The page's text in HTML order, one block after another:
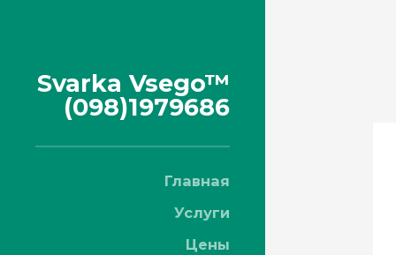
Svarka Vsego™
(098)1979686
Главная
Услуги
Цены